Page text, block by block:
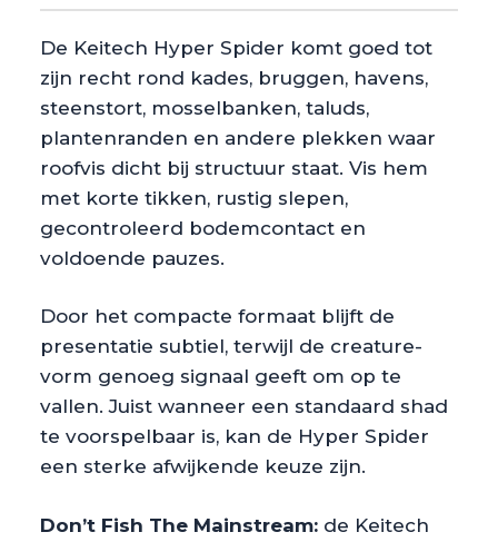
De Keitech Hyper Spider komt goed tot
zijn recht rond kades, bruggen, havens,
steenstort, mosselbanken, taluds,
plantenranden en andere plekken waar
roofvis dicht bij structuur staat. Vis hem
met korte tikken, rustig slepen,
gecontroleerd bodemcontact en
voldoende pauzes.
Door het compacte formaat blijft de
presentatie subtiel, terwijl de creature-
vorm genoeg signaal geeft om op te
vallen. Juist wanneer een standaard shad
te voorspelbaar is, kan de Hyper Spider
een sterke afwijkende keuze zijn.
Don’t Fish The Mainstream: de Keitech